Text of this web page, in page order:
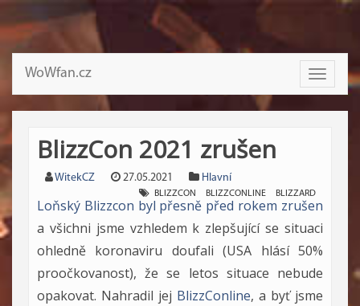
Toggle
WoWfan.cz
BlizzCon 2021 zrušen
WitekCZ 27.05.2021 Hlavní
BLIZZCON BLIZZCONLINE BLIZZARD
Loňský Blizzcon byl přesně před rokem zrušen
a všichni jsme vzhledem k zlepšující se situaci
ohledně koronaviru doufali (USA hlásí 50%
proočkovanost), že se letos situace nebude
opakovat. Nahradil jej BlizzConline, a byť jsme